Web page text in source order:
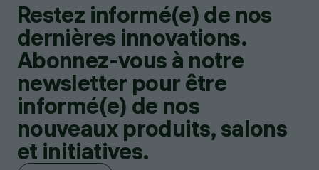
Restez informé(e) de nos
dernières innovations.
Abonnez-vous à notre
newsletter pour être
informé(e) de nos
nouveaux produits, salons
et initiatives.